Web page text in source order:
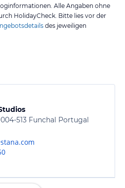
Alle Angaben ohne
HolidayCheck. Bitte lies vor der
des jeweiligen
513 Funchal Portugal